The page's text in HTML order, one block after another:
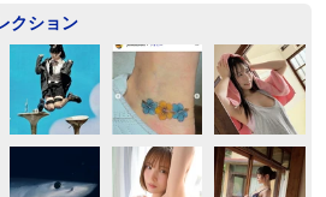
クション